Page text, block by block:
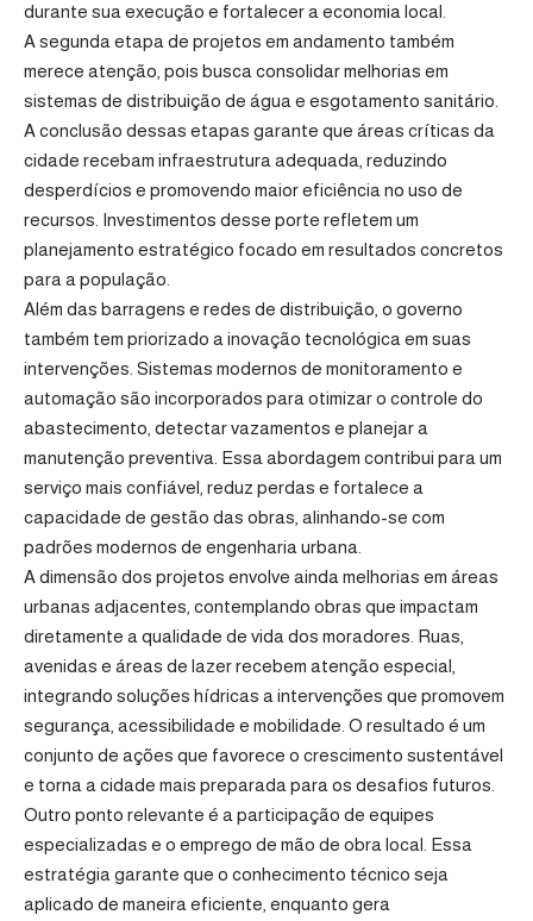
durante sua execução e fortalecer a economia local.
A segunda etapa de projetos em andamento também
merece atenção, pois busca consolidar melhorias em
sistemas de distribuição de água e esgotamento sanitário.
A conclusão dessas etapas garante que áreas críticas da
cidade recebam infraestrutura adequada, reduzindo
desperdícios e promovendo maior eficiência no uso de
recursos. Investimentos desse porte refletem um
planejamento estratégico focado em resultados concretos
para a população.
Além das barragens e redes de distribuição, o governo
também tem priorizado a inovação tecnológica em suas
intervenções. Sistemas modernos de monitoramento e
automação são incorporados para otimizar o controle do
abastecimento, detectar vazamentos e planejar a
manutenção preventiva. Essa abordagem contribui para um
serviço mais confiável, reduz perdas e fortalece a
capacidade de gestão das obras, alinhando-se com
padrões modernos de engenharia urbana.
A dimensão dos projetos envolve ainda melhorias em áreas
urbanas adjacentes, contemplando obras que impactam
diretamente a qualidade de vida dos moradores. Ruas,
avenidas e áreas de lazer recebem atenção especial,
integrando soluções hídricas a intervenções que promovem
segurança, acessibilidade e mobilidade. O resultado é um
conjunto de ações que favorece o crescimento sustentável
e torna a cidade mais preparada para os desafios futuros.
Outro ponto relevante é a participação de equipes
especializadas e o emprego de mão de obra local. Essa
estratégia garante que o conhecimento técnico seja
aplicado de maneira eficiente, enquanto gera